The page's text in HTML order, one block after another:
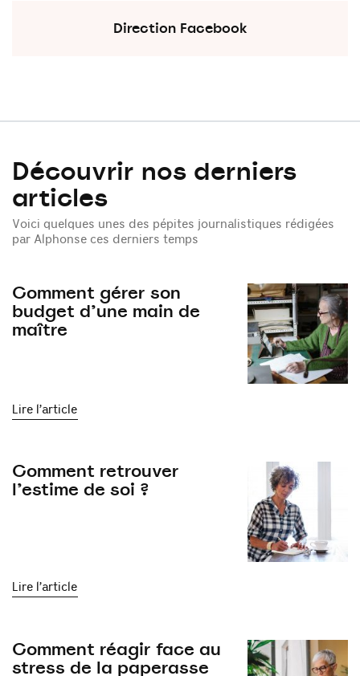
Direction Facebook
Découvrir nos derniers
articles
Voici quelques unes des pépites journalistiques rédigées
par Alphonse ces derniers temps
Comment gérer son
budget d’une main de
maître
Lire l’article
Comment retrouver
l’estime de soi ?
Lire l’article
Comment réagir face au
stress de la paperasse